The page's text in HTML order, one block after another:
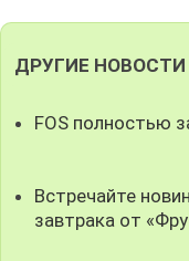
ДРУГИЕ
FOS полностью
Встречайте
завтрака от